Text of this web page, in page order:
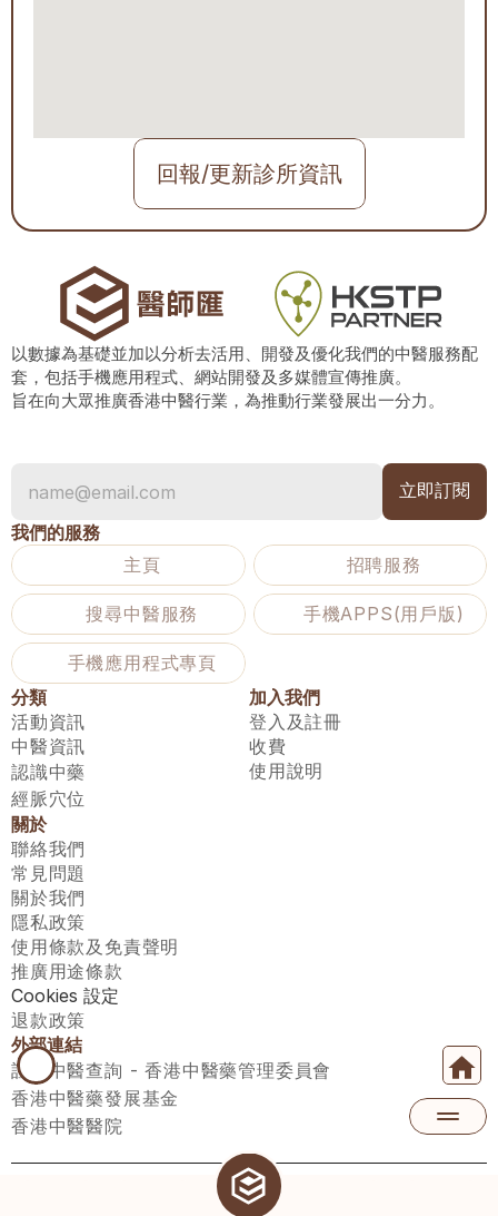
回報/更新診所資訊
以數據為基礎並加以分析去活用、開發及優化我們的中醫服務配
套，包括手機應用程式、網站開發及多媒體宣傳推廣。
旨在向大眾推廣香港中醫行業，為推動行業發展出一分力。
我們的服務
主頁
招聘服務
搜尋中醫服務 手機APPS(用戶版)
手機應用程式專頁
分類
活動資訊
中醫資訊
認識中藥
經脈穴位
加入我們
登入及註冊
收費
使用說明
關於
聯絡我們
常見問題
關於我們
隱私政策
使用條款及免責聲明
推廣用途條款
Cookies 設定
退款政策
外部連結
註冊中醫查詢 - 香港中醫藥管理委員會
香港中醫藥發展基金
香港中醫醫院
醫師匯有限公司 ECWAY LIMITED Copyright 2026© All rights